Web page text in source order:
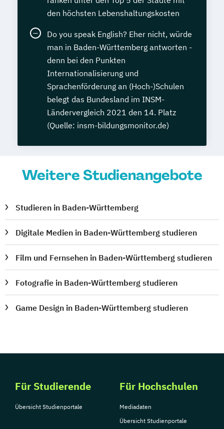
den höchsten Lebenshaltungskosten
Do you speak English? Eher nicht, würde
man in Baden-Württemberg antworten -
denn bei den Punkten
Internationalisierung und
Sprachenförderung an (Hoch-)Schulen
belegt das Bundesland im INSM-
Ländervergleich 2021 den 14. Platz
(Quelle: insm-bildungsmonitor.de)
Weitere Studienangebote
Studieren in Baden-Württemberg
Digitale Medien in Baden-Württemberg studieren
Film und Fernsehen in Baden-Württemberg studieren
Fotografie in Baden-Württemberg studieren
Game Design in Baden-Württemberg studieren
Für Studierende
Übersicht Studienportale
Für Hochschulen
Mediadaten
Übersicht Studienportale